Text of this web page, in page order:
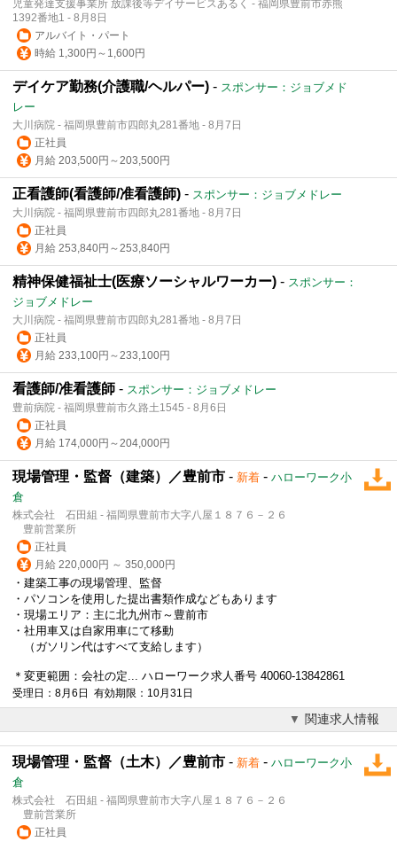
児童発達支援事業所 放課後等デイサービスあるく - 福岡県豊前市赤熊
1392番地1 - 8月8日
アルバイト・パート
時給 1,300円～1,600円
デイケア勤務(介護職/ヘルパー) - スポンサー：ジョブメド
レー
大川病院 - 福岡県豊前市四郎丸281番地 - 8月7日
正社員
月給 203,500円～203,500円
正看護師(看護師/准看護師) - スポンサー：ジョブメドレー
大川病院 - 福岡県豊前市四郎丸281番地 - 8月7日
正社員
月給 253,840円～253,840円
精神保健福祉士(医療ソーシャルワーカー) - スポンサー：
ジョブメドレー
大川病院 - 福岡県豊前市四郎丸281番地 - 8月7日
正社員
月給 233,100円～233,100円
看護師/准看護師 - スポンサー：ジョブメドレー
豊前病院 - 福岡県豊前市久路土1545 - 8月6日
正社員
月給 174,000円～204,000円
現場管理・監督（建築）／豊前市 - 新着 - ハローワーク小
倉
株式会社 石田組 - 福岡県豊前市大字八屋１８７６－２６
豊前営業所
正社員
月給 220,000円 ～ 350,000円
・建築工事の現場管理、監督
・パソコンを使用した提出書類作成などもあります
・現場エリア：主に北九州市～豊前市
・社用車又は自家用車にて移動
（ガソリン代はすべて支給します）
＊変更範囲：会社の定... ハローワーク求人番号 40060-13842861
受理日：8月6日 有効期限：10月31日
関連求人情報
現場管理・監督（土木）／豊前市 - 新着 - ハローワーク小
倉
株式会社 石田組 - 福岡県豊前市大字八屋１８７６－２６
豊前営業所
正社員